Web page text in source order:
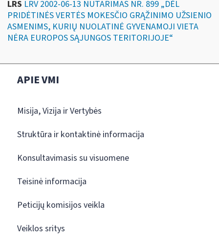
LRS LRV 2002-06-13 NUTARIMAS NR. 899 „DĖL
PRIDĖTINĖS VERTĖS MOKESČIO GRĄŽINIMO UŽSIENIO
ASMENIMS, KURIŲ NUOLATINĖ GYVENAMOJI VIETA
NĖRA EUROPOS SĄJUNGOS TERITORIJOJE“
APIE VMI
Misija, Vizija ir Vertybės
Struktūra ir kontaktinė informacija
Konsultavimasis su visuomene
Teisinė informacija
Peticijų komisijos veikla
Veiklos sritys